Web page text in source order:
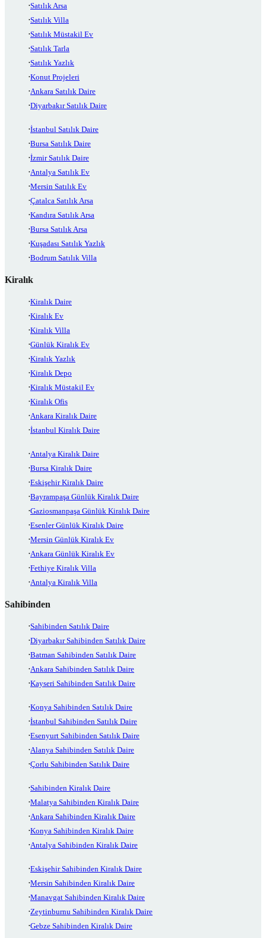
Satılık Arsa
Satılık Villa
Satılık Müstakil Ev
Satılık Tarla
Satılık Yazlık
Konut Projeleri
Ankara Satılık Daire
Diyarbakır Satılık Daire
İstanbul Satılık Daire
Bursa Satılık Daire
İzmir Satılık Daire
Antalya Satılık Ev
Mersin Satılık Ev
Çatalca Satılık Arsa
Kandıra Satılık Arsa
Bursa Satılık Arsa
Kuşadası Satılık Yazlık
Bodrum Satılık Villa
Kiralık
Kiralık Daire
Kiralık Ev
Kiralık Villa
Günlük Kiralık Ev
Kiralık Yazlık
Kiralık Depo
Kiralık Müstakil Ev
Kiralık Ofis
Ankara Kiralık Daire
İstanbul Kiralık Daire
Antalya Kiralık Daire
Bursa Kiralık Daire
Eskişehir Kiralık Daire
Bayrampaşa Günlük Kiralık Daire
Gaziosmanpaşa Günlük Kiralık Daire
Esenler Günlük Kiralık Daire
Mersin Günlük Kiralık Ev
Ankara Günlük Kiralık Ev
Fethiye Kiralık Villa
Antalya Kiralık Villa
Sahibinden
Sahibinden Satılık Daire
Diyarbakır Sahibinden Satılık Daire
Batman Sahibinden Satılık Daire
Ankara Sahibinden Satılık Daire
Kayseri Sahibinden Satılık Daire
Konya Sahibinden Satılık Daire
İstanbul Sahibinden Satılık Daire
Esenyurt Sahibinden Satılık Daire
Alanya Sahibinden Satılık Daire
Çorlu Sahibinden Satılık Daire
Sahibinden Kiralık Daire
Malatya Sahibinden Kiralık Daire
Ankara Sahibinden Kiralık Daire
Konya Sahibinden Kiralık Daire
Antalya Sahibinden Kiralık Daire
Eskişehir Sahibinden Kiralık Daire
Mersin Sahibinden Kiralık Daire
Manavgat Sahibinden Kiralık Daire
Zeytinburnu Sahibinden Kiralık Daire
Gebze Sahibinden Kiralık Daire